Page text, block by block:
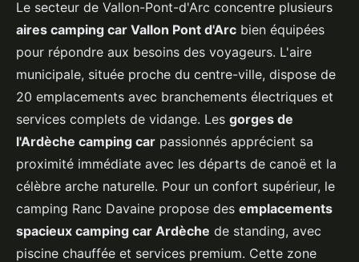
Le secteur de Vallon-Pont-d'Arc concentre plusieurs
aires camping car Vallon Pont d'Arc bien équipées
pour répondre aux besoins des voyageurs. L'aire
municipale, située proche du centre-ville, dispose de
20 emplacements avec branchements électriques et
services complets de vidange. Les gorges de
l'Ardèche camping car passionnés apprécient sa
proximité immédiate avec les départs de canoë et la
célèbre arche naturelle. Pour un confort supérieur, le
camping Ranc Davaine propose des emplacements
spacieux camping car Ardèche de standing, avec
piscine chauffée et services premium. Cette zone